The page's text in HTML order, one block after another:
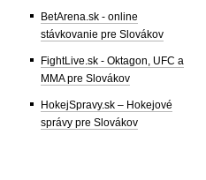
BetArena.sk - online
stávkovanie pre Slovákov
FightLive.sk - Oktagon, UFC a
MMA pre Slovákov
HokejSpravy.sk – Hokejové
správy pre Slovákov